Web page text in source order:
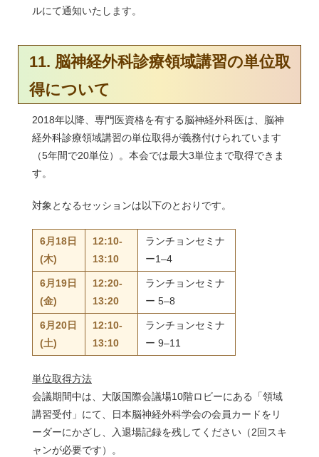
ルにて通知いたします。
11. 脳神経外科診療領域講習の単位取
得について
2018年以降、専門医資格を有する脳神経外科医は、脳神
経外科診療領域講習の単位取得が義務付けられています
（5年間で20単位）。本会では最大3単位まで取得できま
す。
対象となるセッションは以下のとおりです。
6月18日
(木)
12:10-
13:10
ランチョンセミナ
ー1–4
6月19日
(金)
12:20-
13:20
ランチョンセミナ
ー 5–8
6月20日
(土)
12:10-
13:10
ランチョンセミナ
ー 9–11
単位取得方法
会議期間中は、大阪国際会議場10階ロビーにある「領域
講習受付」にて、日本脳神経外科学会の会員カードをリ
ーダーにかざし、入退場記録を残してください（2回スキ
ャンが必要です）。